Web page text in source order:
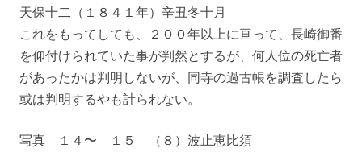
天保十二（１８４１年）辛丑冬十月
これをもってしても、２００年以上に亘って、長崎御番
を仰付けられていた事が判然とするが、何人位の死亡者
があったかは判明しないが、同寺の過古帳を調査したら
或は判明するやも計られない。
写真 １４〜 １５ （８）波止恵比須